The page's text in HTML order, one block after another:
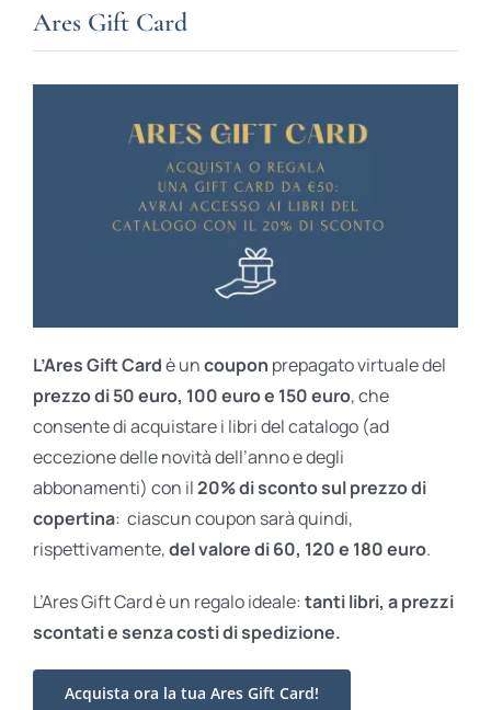
Ares Gift Card
L’Ares Gift Cardè uncoupon prepagato virtuale del
prezzo di 50 euro, 100 euro e 150 euro, che
consente di acquistare i libri del catalogo (ad
eccezione delle novità dell’anno e degli
abbonamenti) con il20% di sconto sul prezzo di
copertina: ciascun coupon sarà quindi,
rispettivamente,del valore di 60, 120 e 180 euro.
L’Ares Gift Card è un regalo ideale: tanti libri, a prezzi
scontati esenza costi di spedizione.
Acquista ora la tua Ares Gift Card!